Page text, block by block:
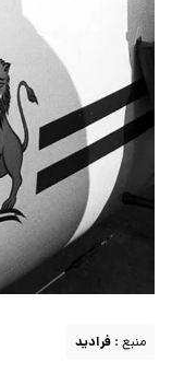
منبع : فرادید